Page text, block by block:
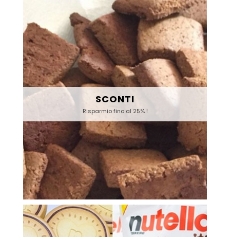
SCONTI
Risparmio fino al 25% !